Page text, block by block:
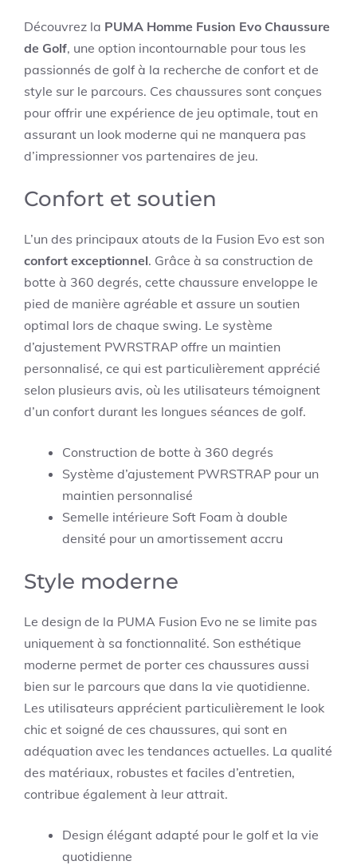
Découvrez la PUMA Homme Fusion Evo Chaussure
de Golf, une option incontournable pour tous les
passionnés de golf à la recherche de confort et de
style sur le parcours. Ces chaussures sont conçues
pour offrir une expérience de jeu optimale, tout en
assurant un look moderne qui ne manquera pas
d’impressionner vos partenaires de jeu.
Confort et soutien
L’un des principaux atouts de la Fusion Evo est son
confort exceptionnel. Grâce à sa construction de
botte à 360 degrés, cette chaussure enveloppe le
pied de manière agréable et assure un soutien
optimal lors de chaque swing. Le système
d’ajustement PWRSTRAP offre un maintien
personnalisé, ce qui est particulièrement apprécié
selon plusieurs avis, où les utilisateurs témoignent
d’un confort durant les longues séances de golf.
Construction de botte à 360 degrés
Système d’ajustement PWRSTRAP pour un
maintien personnalisé
Semelle intérieure Soft Foam à double
densité pour un amortissement accru
Style moderne
Le design de la PUMA Fusion Evo ne se limite pas
uniquement à sa fonctionnalité. Son esthétique
moderne permet de porter ces chaussures aussi
bien sur le parcours que dans la vie quotidienne.
Les utilisateurs apprécient particulièrement le look
chic et soigné de ces chaussures, qui sont en
adéquation avec les tendances actuelles. La qualité
des matériaux, robustes et faciles d’entretien,
contribue également à leur attrait.
Design élégant adapté pour le golf et la vie
quotidienne